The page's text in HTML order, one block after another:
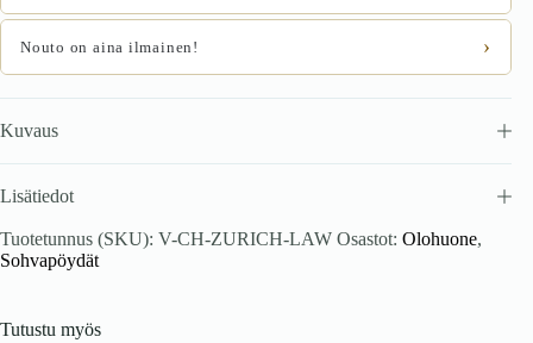
Nouto on aina ilmainen! ›
Kuvaus
Lisätiedot
Tuotetunnus (SKU): V-CH-ZURICH-LAW Osastot: Olohuone,
Sohvapöydät
Tutustu myös